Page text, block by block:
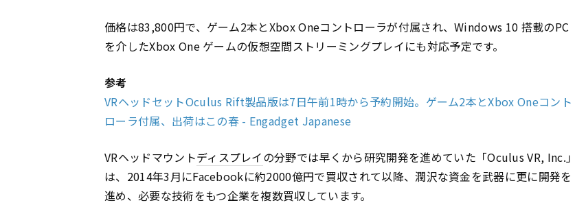
価格は83,800円で、ゲーム2本とXbox Oneコントローラが付属され、Windows 10 搭載のPC
を介したXbox One ゲームの仮想空間ストリーミングプレイにも対応予定です。
参考
VRヘッドセットOculus Rift製品版は7日午前1時から予約開始。ゲーム2本とXbox Oneコント
ローラ付属、出荷はこの春 - Engadget Japanese
VRヘッドマウントディスプレイの分野では早くから研究開発を進めていた「Oculus VR, Inc.」
は、2014年3月にFacebookに約2000億円で買収されて以降、潤沢な資金を武器に更に開発を
進め、必要な技術をもつ企業を複数買収しています。